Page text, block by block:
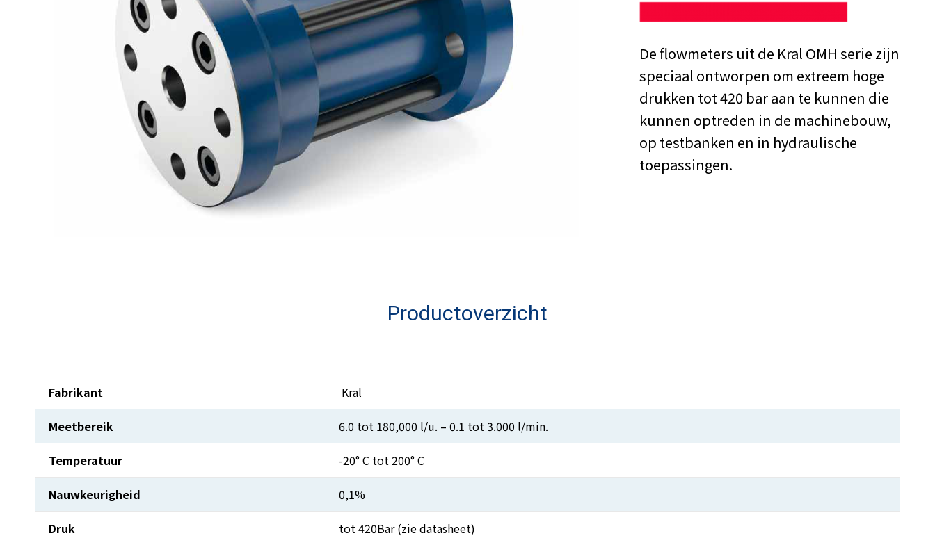
De flowmeters uit de Kral OMH serie zijn
speciaal ontworpen om extreem hoge
drukken tot 420 bar aan te kunnen die
kunnen optreden in de machinebouw,
op testbanken en in hydraulische
toepassingen.
Productoverzicht
Fabrikant Kral
Meetbereik 6.0 tot 180,000 l/u. – 0.1 tot 3.000 l/min.
Temperatuur -20° C tot 200° C
Nauwkeurigheid 0,1%
Druk tot 420Bar (zie datasheet)